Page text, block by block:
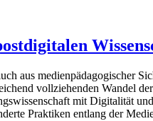
aus medienpädagogischer
vollziehenden Wandel
mit Digitalität
Praktiken entlang der